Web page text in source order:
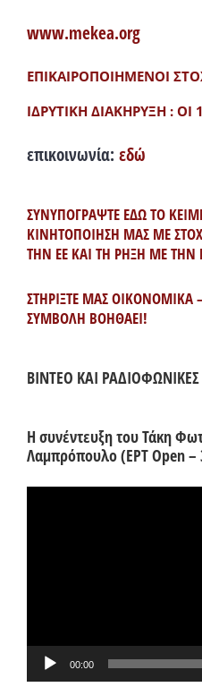
www.mekea.org
ΕΠΙΚΑΙΡΟΠΟΙΗΜΕΝΟΙ
ΙΔΡΥΤΙΚΗ ΔΙΑΚΗΡΥΞΗ : ΟΙ
επικοινωνία: εδώ
ΣΥΝΥΠΟΓΡΑΨΤΕ ΕΔΩ ΤΟ
ΚΙΝΗΤΟΠΟΙΗΣΗ ΜΑΣ ΜΕ
ΤΗΝ ΕΕ ΚΑΙ ΤΗ ΡΗΞΗ ΜΕ
ΣΤΗΡΙΞΤΕ ΜΑΣ ΟΙΚΟΝΟΜΙΚΑ
ΣΥΜΒΟΛΗ ΒΟΗΘΑΕΙ!
ΒΙΝΤΕΟ ΚΑΙ
Η συνέντευξη του Τάκη
Λαμπρόπουλο (ΕΡΤ Open
00:00